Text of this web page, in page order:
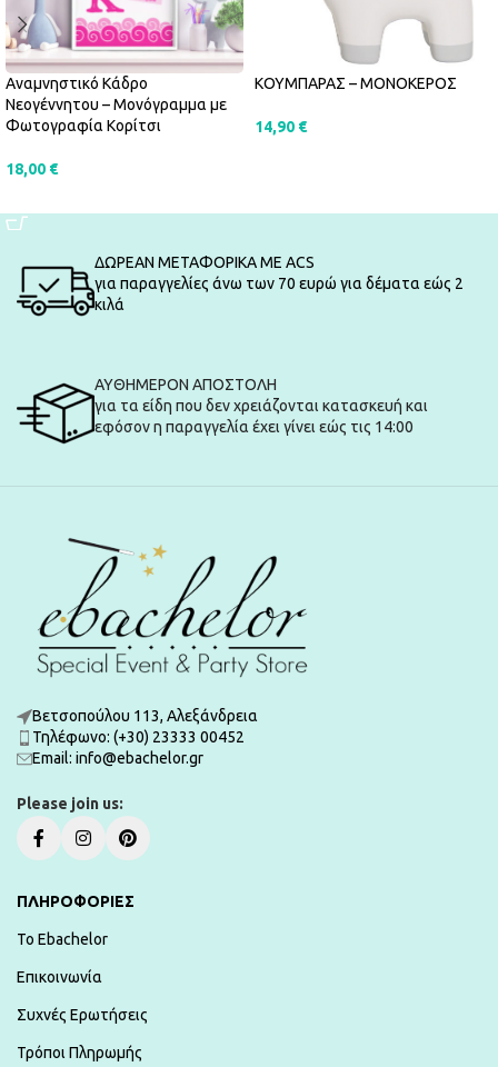
Αναμνηστικό Κάδρο
Νεογέννητου – Μονόγραμμα με
Φωτογραφία Κορίτσι
18,00 €
ΚΟΥΜΠΑΡΑΣ – ΜΟΝΟΚΕΡΟΣ
14,90 €
ΔΩΡΕΑΝ ΜΕΤΑΦΟΡΙΚΑ ΜΕ ACS
για παραγγελίες άνω των 70 ευρώ για δέματα εώς 2
κιλά
ΑΥΘΗΜΕΡΟΝ ΑΠΟΣΤΟΛΗ
για τα είδη που δεν χρειάζονται κατασκευή και
εφόσον η παραγγελία έχει γίνει εώς τις 14:00
Βετσοπούλου 113, Αλεξάνδρεια
Τηλέφωνο: (+30) 23333 00452
Εmail: info@ebachelor.gr
Please join us:
ΠΛΗΡΟΦΟΡΙΕΣ
To Ebachelor
Επικοινωνία
Συχνές Ερωτήσεις
Τρόποι Πληρωμής